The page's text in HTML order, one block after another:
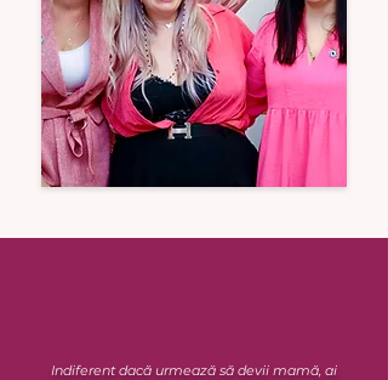
Indiferent dacă urmează să devii mamă, ai